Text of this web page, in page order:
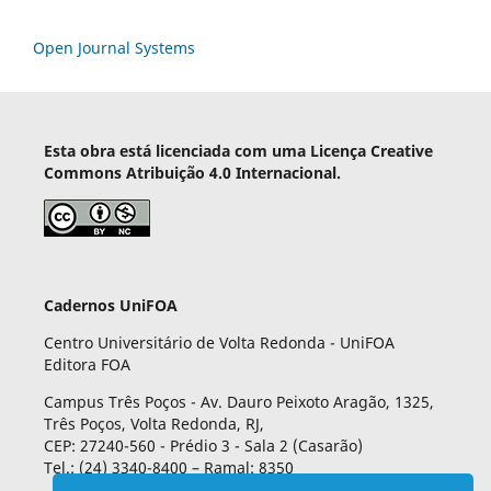
Open Journal Systems
Esta obra está licenciada com uma Licença Creative
Commons Atribuição 4.0 Internacional.
Cadernos UniFOA
Centro Universitário de Volta Redonda - UniFOA
Editora FOA
Campus Três Poços - Av. Dauro Peixoto Aragão, 1325,
Três Poços, Volta Redonda, RJ,
CEP: 27240-560 - Prédio 3 - Sala 2 (Casarão)
Tel.: (24) 3340-8400 – Ramal: 8350